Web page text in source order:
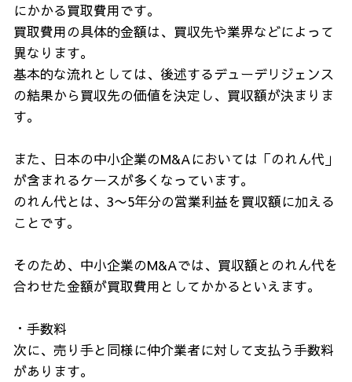
にかかる買取費用です。
買取費用の具体的金額は、買収先や業界などによって
異なります。
基本的な流れとしては、後述するデューデリジェンス
の結果から買収先の価値を決定し、買収額が決まりま
す。
また、日本の中小企業のM&Aにおいては「のれん代」
が含まれるケースが多くなっています。
のれん代とは、3〜5年分の営業利益を買収額に加える
ことです。
そのため、中小企業のM&Aでは、買収額とのれん代を
合わせた金額が買取費用としてかかるといえます。
・手数料
次に、売り手と同様に仲介業者に対して支払う手数料
があります。